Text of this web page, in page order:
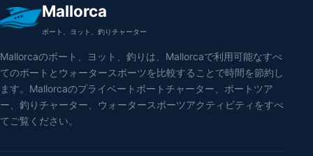
Mallorca
ボート、ヨット、釣りチャーター
Mallorcaのボート、ヨット、釣りは、Mallorcaで利用可能なすべ
てのボートとウォータースポーツを比較することで時間を節約し
ます。Mallorcaのプライベートボートチャーター、ボートツア
ー、釣りチャーター、ウォータースポーツアクティビティをすべ
てご覧ください。